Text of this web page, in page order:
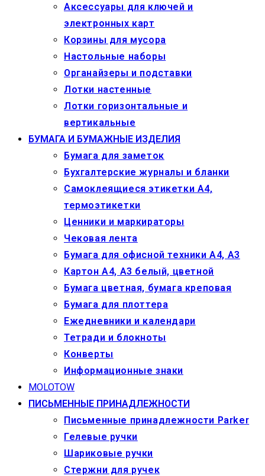
Аксессуары для ключей и
электронных карт
Корзины для мусора
Настольные наборы
Органайзеры и подставки
Лотки настенные
Лотки горизонтальные и
вертикальные
БУМАГА И БУМАЖНЫЕ ИЗДЕЛИЯ
Бумага для заметок
Бухгалтерские журналы и бланки
Самоклеящиеся этикетки А4,
термоэтикетки
Ценники и маркираторы
Чековая лента
Бумага для офисной техники А4, А3
Картон А4, А3 белый, цветной
Бумага цветная, бумага креповая
Бумага для плоттера
Ежедневники и календари
Тетради и блокноты
Конверты
Информационные знаки
MOLOTOW
ПИСЬМЕННЫЕ ПРИНАДЛЕЖНОСТИ
Письменные принадлежности Parker
Гелевые ручки
Шариковые ручки
Стержни для ручек